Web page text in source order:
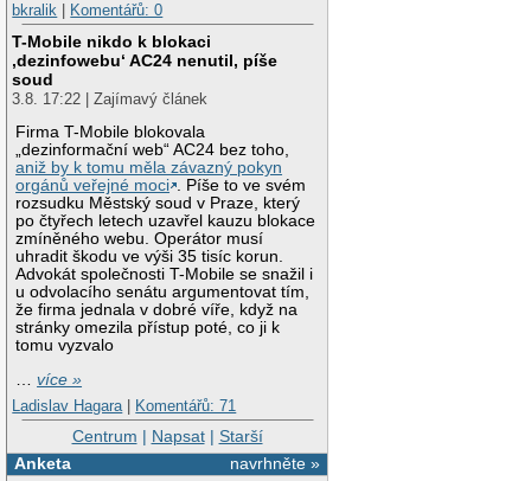
bkralik
Komentářů: 0
T-Mobile nikdo k blokaci
‚dezinfowebu‘ AC24 nenutil, píše
soud
3.8. 17:22 | Zajímavý článek
Firma T-Mobile blokovala
„dezinformační web“ AC24 bez toho,
aniž by k tomu měla závazný pokyn
orgánů veřejné moci . Píše to ve svém
rozsudku Městský soud v Praze, který
po čtyřech letech uzavřel kauzu blokace
zmíněného webu. Operátor musí
uhradit škodu ve výši 35 tisíc korun.
Advokát společnosti T-Mobile se snažil i
u odvolacího senátu argumentovat tím,
že firma jednala v dobré víře, když na
stránky omezila přístup poté, co ji k
tomu vyzvalo
…více »
Ladislav Hagara | Komentářů: 71
Centrum | Napsat| Starší
navrhněte »
Anketa